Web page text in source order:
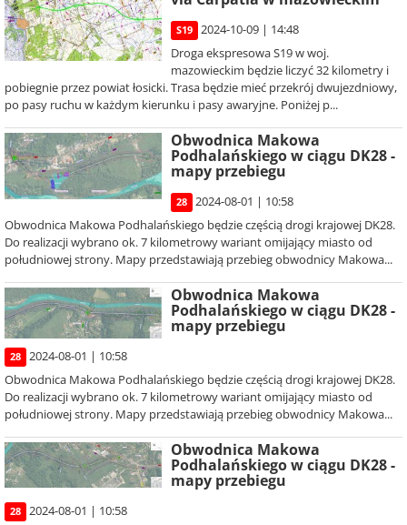
S19
2024-10-09 | 14:48
Droga ekspresowa S19 w woj.
mazowieckim będzie liczyć 32 kilometry i
pobiegnie przez powiat łosicki. Trasa będzie mieć przekrój dwujezdniowy,
po pasy ruchu w każdym kierunku i pasy awaryjne. Poniżej p...
Obwodnica Makowa
Podhalańskiego w ciągu DK28 -
mapy przebiegu
28
2024-08-01 | 10:58
Obwodnica Makowa Podhalańskiego będzie częścią drogi krajowej DK28.
Do realizacji wybrano ok. 7 kilometrowy wariant omijający miasto od
południowej strony. Mapy przedstawiają przebieg obwodnicy Makowa...
Obwodnica Makowa
Podhalańskiego w ciągu DK28 -
mapy przebiegu
28
2024-08-01 | 10:58
Obwodnica Makowa Podhalańskiego będzie częścią drogi krajowej DK28.
Do realizacji wybrano ok. 7 kilometrowy wariant omijający miasto od
południowej strony. Mapy przedstawiają przebieg obwodnicy Makowa...
Obwodnica Makowa
Podhalańskiego w ciągu DK28 -
mapy przebiegu
28
2024-08-01 | 10:58